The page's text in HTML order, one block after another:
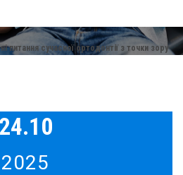
питання сучасної ортодонтії з точки зору
24.10
2025